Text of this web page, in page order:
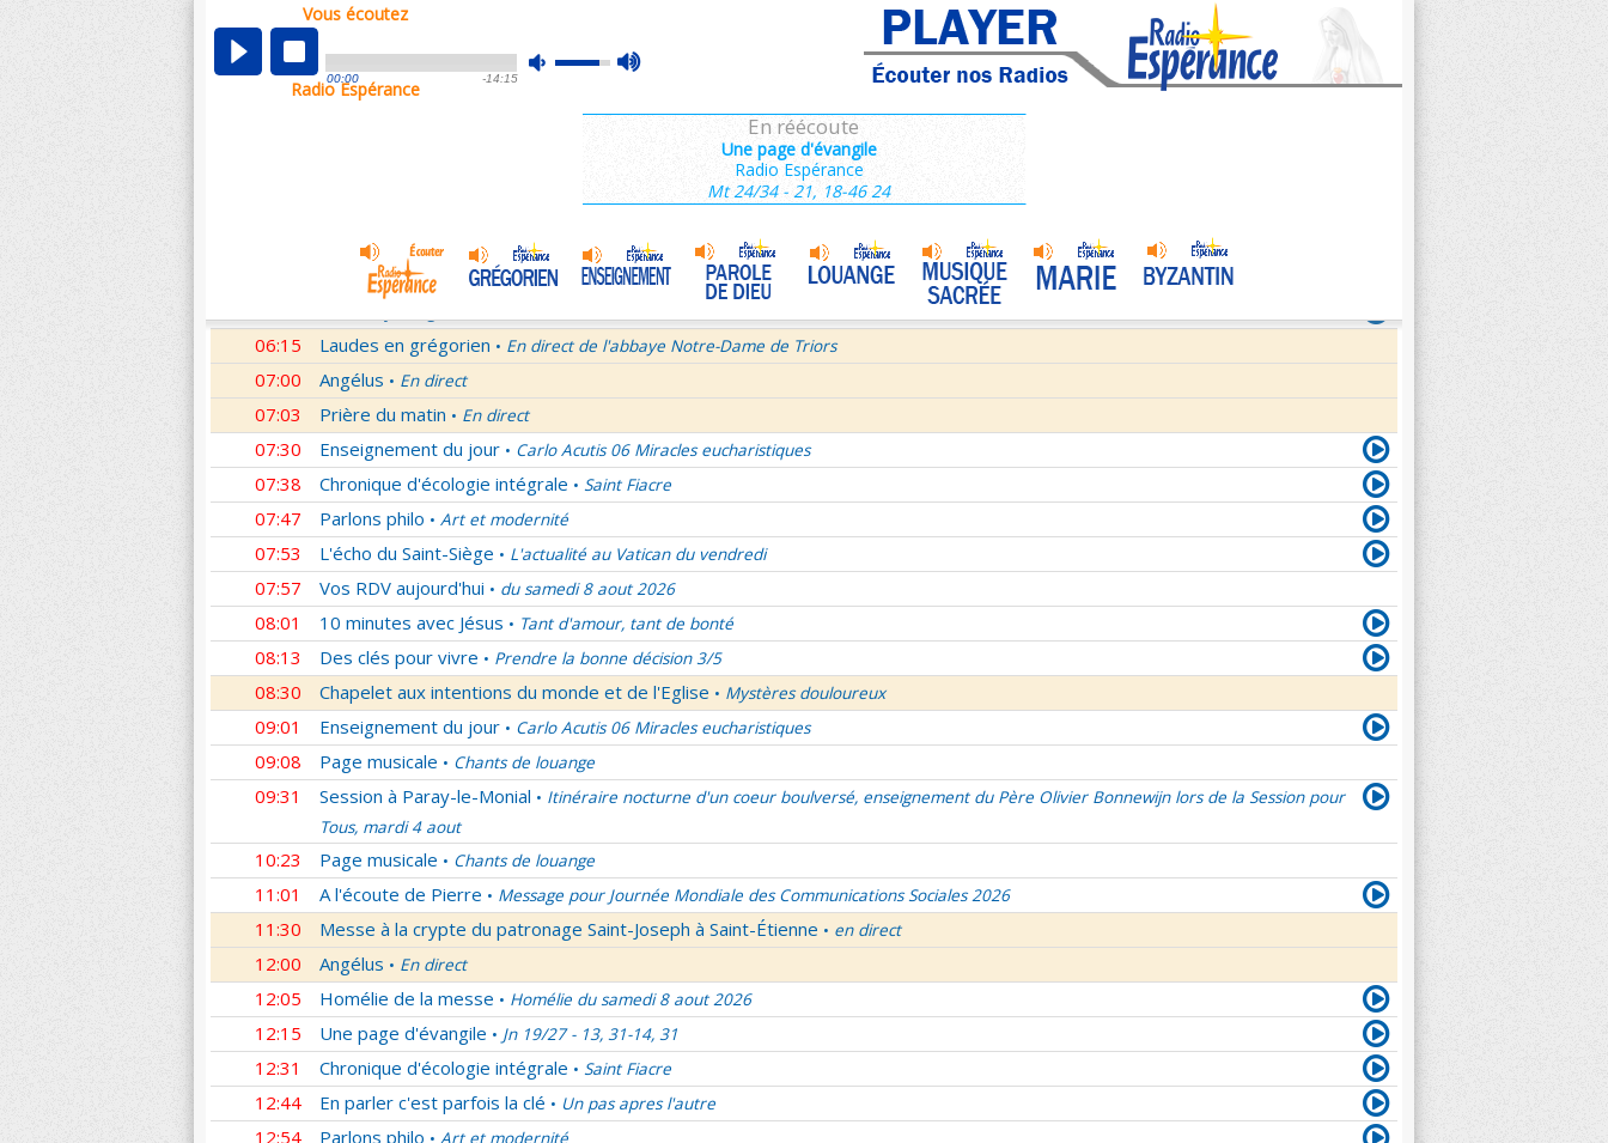
Vous écoutez
mute
max
00:00 -14:15
Radio Espérance
En réécoute
Une page d'évangile
Radio Espérance
Mt 24/34 - 21, 18-46 24
00:02
01:00 Hymne acathiste à la Mère de Dieu • Prière mariale de tradition byzantine
01:48 Méditation en Eglise
Les conférences de la Famille Missionnaire de Notre-Dame • La joie dans 3 textes de l'Église
Lettres aux Ephésiens et Philemon
La volonté de Dieu et moi et moi et moi ! 1/2
A l'écoute de Pierre Message pour Journée Mondiale des Communications Sociales 2026
Rencontre • Père Pierre Le Bourgeois - Saint Pierre Chanel Prières
06:15 Laudes en grégorien • En direct de l'abbaye Notre-Dame de Triors
07:00 Angélus • En direct
07:03 Prière du matin • En direct
07:30 Enseignement du jour • Carlo Acutis 06 Miracles eucharistiques
07:38 Chronique d'écologie intégrale • Saint Fiacre
07:47 Parlons philo • Art et modernité
07:53 L'écho du Saint-Siège • L'actualité au Vatican du vendredi
07:57 Vos RDV aujourd'hui • du samedi 8 aout 2026
08:01 10 minutes avec Jésus • Tant d'amour, tant de bonté
08:13 Des clés pour vivre • Prendre la bonne décision 3/5
08:30 Chapelet aux intentions du monde et de l'Eglise • Mystères douloureux
09:01 Enseignement du jour • Carlo Acutis 06 Miracles eucharistiques
09:08 Page musicale • Chants de louange
09:31 Session à Paray-le-Monial • Itinéraire nocturne d'un coeur boulversé, enseignement du Père Olivier Bonnewijn lors de la Session pour
Tous, mardi 4 aout
10:23 Page musicale • Chants de louange
11:01 A l'écoute de Pierre • Message pour Journée Mondiale des Communications Sociales 2026
11:30 Messe à la crypte du patronage Saint-Joseph à Saint-Étienne • en direct
12:00 Angélus • En direct
12:05 Homélie de la messe • Homélie du samedi 8 aout 2026
12:15 Une page d'évangile • Jn 19/27 - 13, 31-14, 31
12:31 Chronique d'écologie intégrale • Saint Fiacre
12:44 En parler c'est parfois la clé • Un pas apres l'autre
12:54 Parlons philo • Art et modernité